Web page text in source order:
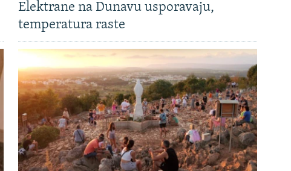
Elektrane na Dunavu usporavaju,
temperatura raste